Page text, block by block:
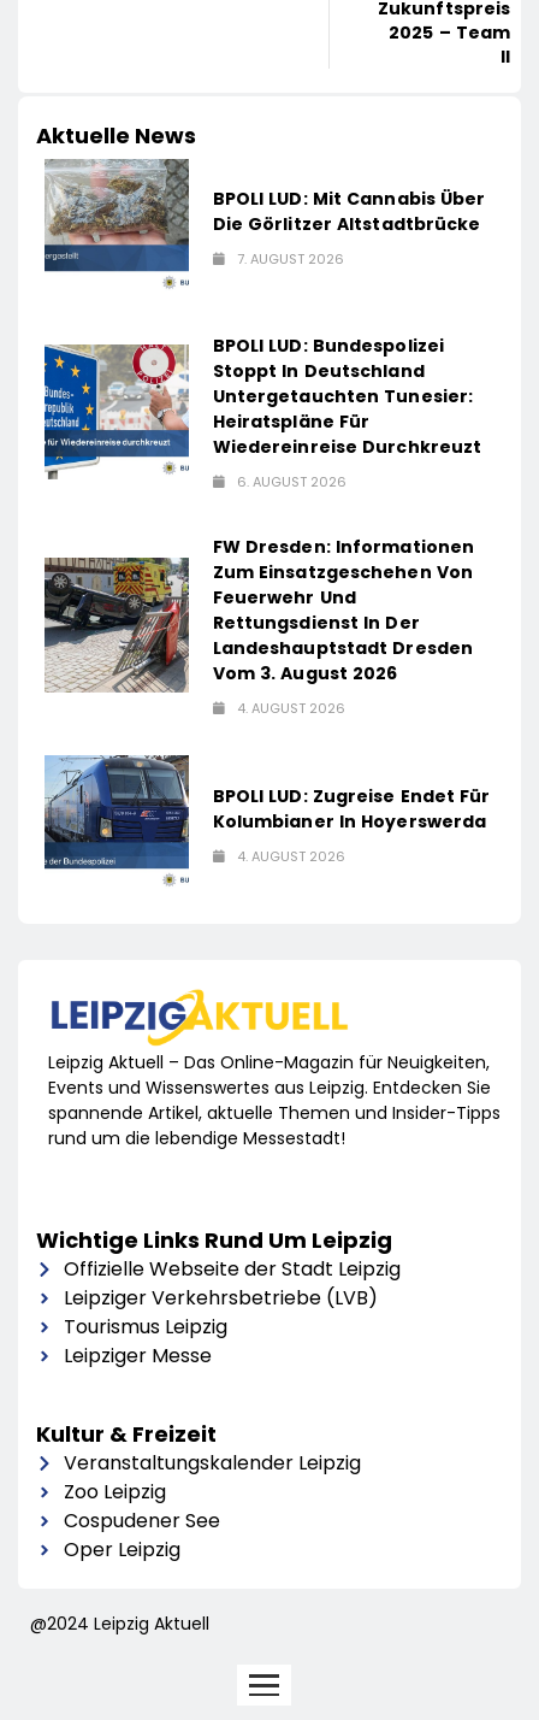
Zukunftspreis
2025 – Team
II
Aktuelle News
BPOLI LUD: Mit Cannabis Über
Die Görlitzer Altstadtbrücke
7. AUGUST 2026
BPOLI LUD: Bundespolizei
Stoppt In Deutschland
Untergetauchten Tunesier:
Heiratspläne Für
Wiedereinreise Durchkreuzt
6. AUGUST 2026
FW Dresden: Informationen
Zum Einsatzgeschehen Von
Feuerwehr Und
Rettungsdienst In Der
Landeshauptstadt Dresden
Vom 3. August 2026
4. AUGUST 2026
BPOLI LUD: Zugreise Endet Für
Kolumbianer In Hoyerswerda
4. AUGUST 2026
Leipzig Aktuell – Das Online-Magazin für Neuigkeiten,
Events und Wissenswertes aus Leipzig. Entdecken Sie
spannende Artikel, aktuelle Themen und Insider-Tipps
rund um die lebendige Messestadt!
Wichtige Links Rund Um Leipzig
Offizielle Webseite der Stadt Leipzig
Leipziger Verkehrsbetriebe (LVB)
Tourismus Leipzig
Leipziger Messe
Kultur & Freizeit
Veranstaltungskalender Leipzig
Zoo Leipzig
Cospudener See
Oper Leipzig
@2024 Leipzig Aktuell